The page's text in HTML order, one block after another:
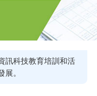
訊科技教育培訓和活
。